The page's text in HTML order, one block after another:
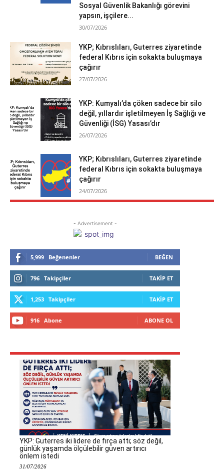
Sosyal Güvenlik Bakanlığı görevini
yapsın, işçilere...
30/07/2026
YKP; Kıbrıslıları, Guterres ziyaretinde
federal Kıbrıs için sokakta buluşmaya
çağırır
27/07/2026
YKP: Kumyalı’da çöken sadece bir silo
değil, yıllardır işletilmeyen İş Sağlığı ve
Güvenliği (İSG) Yasası’dır
26/07/2026
YKP; Kıbrıslıları, Guterres ziyaretinde
federal Kıbrıs için sokakta buluşmaya
çağırır
24/07/2026
- Advertisement -
5,999 Beğenenler BEĞEN
796 Takipçiler TAKIP ET
1,253 Takipçiler TAKIP ET
916 Abone ABONE OL
YKP: Guterres iki lidere de fırça attı; söz değil,
günlük yaşamda ölçülebilir güven artırıcı
önlem istedi
31/07/2026